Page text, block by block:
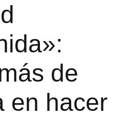
de
en hacer